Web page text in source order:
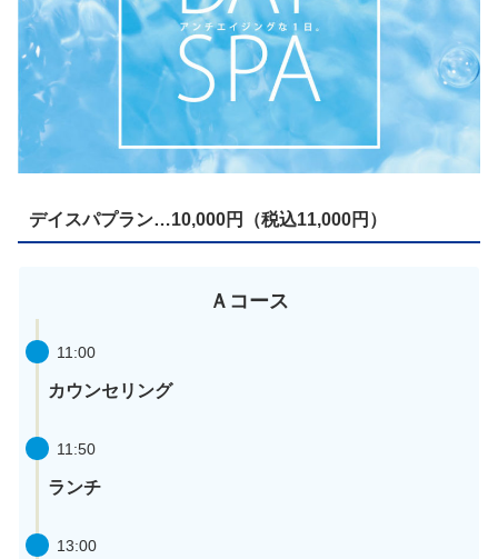
デイスパプラン…10,000円（税込11,000円）
Ａコース
11:00
カウンセリング
11:50
ランチ
13:00